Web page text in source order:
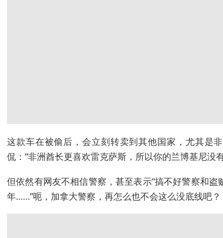
这款车在被偷后，会立刻转卖到其他国家，尤其是
侃：“非洲酋长更喜欢雷克萨斯，所以你的兰博基尼没
但依然有网友不相信警察，甚至表示“搞不好警察和
年……”呃，加拿大警察，再怎么也不会这么没底线吧？